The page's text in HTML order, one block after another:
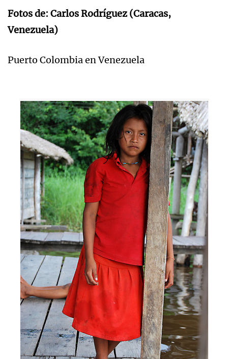
Fotos de: Carlos Rodríguez (Caracas,
Venezuela)
Puerto Colombia en Venezuela